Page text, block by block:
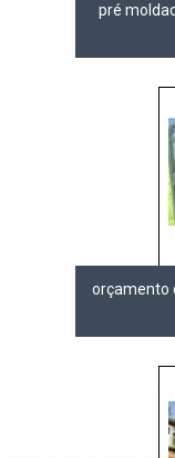
pré
orçamento